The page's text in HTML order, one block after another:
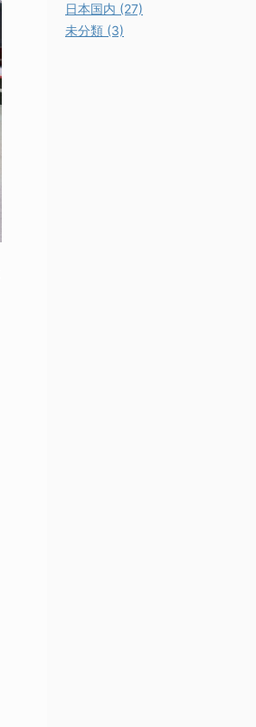
日本国内 (27)
未分類 (3)